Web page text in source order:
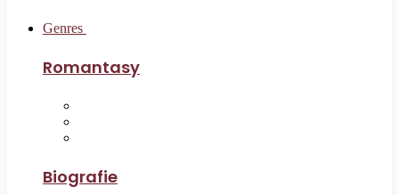
Genres
Romantasy
Biografie